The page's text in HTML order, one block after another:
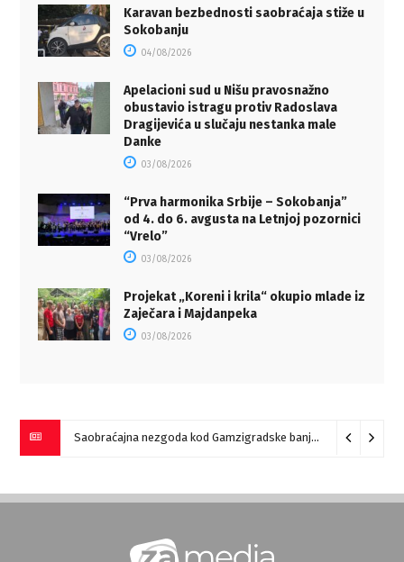
Karavan bezbednosti saobraćaja stiže u
Sokobanju
04/08/2026
Apelacioni sud u Nišu pravosnažno
obustavio istragu protiv Radoslava
Dragijevića u slučaju nestanka male
Danke
03/08/2026
“Prva harmonika Srbije – Sokobanja”
od 4. do 6. avgusta na Letnjoj pozornici
“Vrelo”
03/08/2026
Projekat „Koreni i krila“ okupio mlade iz
Zaječara i Majdanpeka
03/08/2026
Saobraćajna nezgoda kod Gamzigradske banje 05/08/2026